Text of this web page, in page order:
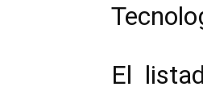
El